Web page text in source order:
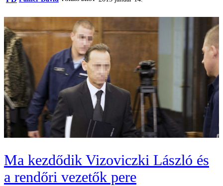
Ma kezdődik Vizoviczki László és
a rendőri vezetők pere